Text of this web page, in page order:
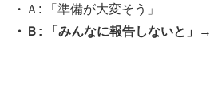
・Ａ: 「準備が大変そう」
・Ｂ: 「みんなに報告しないと」→